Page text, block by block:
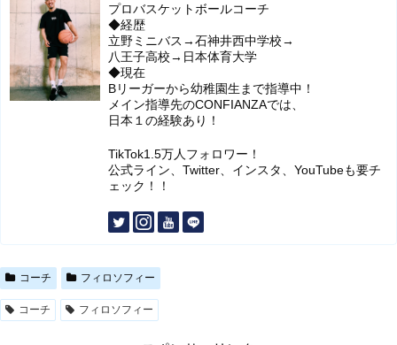
プロバスケットボールコーチ
◆経歴
立野ミニバス→石神井西中学校→
八王子高校→日本体育大学
◆現在
Bリーガーから幼稚園生まで指導中！
メイン指導先のCONFIANZAでは、
日本１の経験あり！
TikTok1.5万人フォロワー！
公式ライン、Twitter、インスタ、YouTubeも要チ
ェック！！
コーチ フィロソフィー
コーチ フィロソフィー